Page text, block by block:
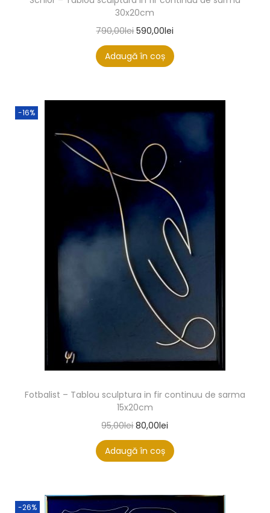
30x20cm
790,00lei 590,00lei
Adaugă în coș
-16%
Fotbalist – Tablou sculptura in fir continuu de sarma
15x20cm
95,00lei 80,00lei
Adaugă în coș
-26%